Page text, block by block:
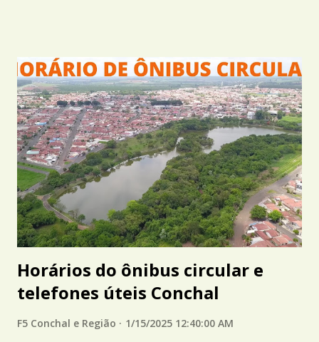
Horários do ônibus circular e
telefones úteis Conchal
F5 Conchal e Região 1/15/2025 12:40:00 AM